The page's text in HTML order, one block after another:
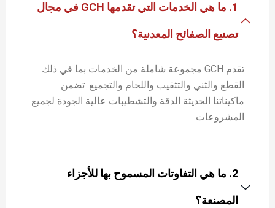
1. ما هي الخدمات التي تقدمها GCH في مجال
تصنيع الصفائح المعدنية؟
تقدم GCH مجموعة شاملة من الخدمات بما في ذلك
القطع والثني والتثقيب واللحام والتجميع. تضمن
ماكيناتنا الحديثة الدقة والتشطيبات عالية الجودة لجميع
المشروعات.
2. ما هي التفاوتات المسموح بها للأجزاء
المصنعة؟